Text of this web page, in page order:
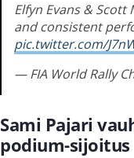
Elfyn Evans &
and consistent
pic.twitter.com/
— FIA World Rally
Sami Pajari
podium-sijoitus